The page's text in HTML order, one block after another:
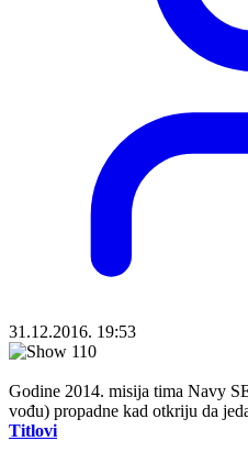
31.12.2016. 19:53
Godine 2014. misija tima Navy
vođu) propadne kad otkriju da
Titlovi